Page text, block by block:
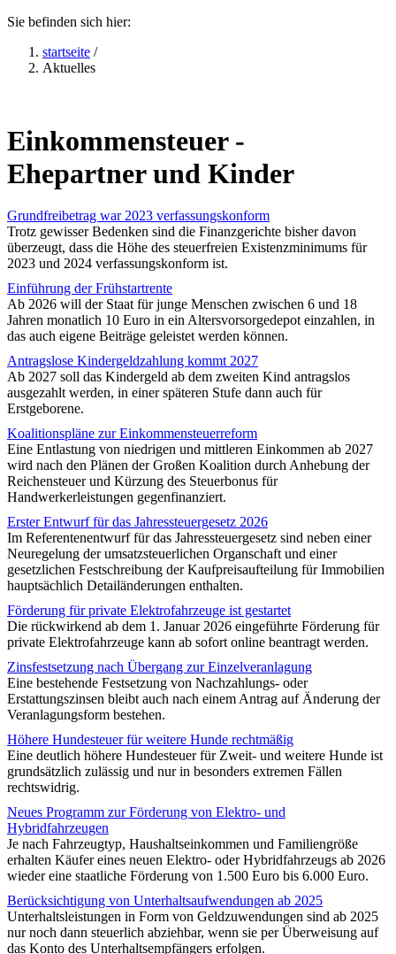
Sie befinden sich hier:
startseite /
Aktuelles
Einkommensteuer -
Ehepartner und Kinder
Grundfreibetrag war 2023 verfassungskonform
Trotz gewisser Bedenken sind die Finanzgerichte bisher davon
überzeugt, dass die Höhe des steuerfreien Existenzminimums für
2023 und 2024 verfassungskonform ist.
Einführung der Frühstartrente
Ab 2026 will der Staat für junge Menschen zwischen 6 und 18
Jahren monatlich 10 Euro in ein Altersvorsorgedepot einzahlen, in
das auch eigene Beiträge geleistet werden können.
Antragslose Kindergeldzahlung kommt 2027
Ab 2027 soll das Kindergeld ab dem zweiten Kind antragslos
ausgezahlt werden, in einer späteren Stufe dann auch für
Erstgeborene.
Koalitionspläne zur Einkommensteuerreform
Eine Entlastung von niedrigen und mittleren Einkommen ab 2027
wird nach den Plänen der Großen Koalition durch Anhebung der
Reichensteuer und Kürzung des Steuerbonus für
Handwerkerleistungen gegenfinanziert.
Erster Entwurf für das Jahressteuergesetz 2026
Im Referentenentwurf für das Jahressteuergesetz sind neben einer
Neuregelung der umsatzsteuerlichen Organschaft und einer
gesetzlichen Festschreibung der Kaufpreisaufteilung für Immobilien
hauptsächlich Detailänderungen enthalten.
Förderung für private Elektrofahrzeuge ist gestartet
Die rückwirkend ab dem 1. Januar 2026 eingeführte Förderung für
private Elektrofahrzeuge kann ab sofort online beantragt werden.
Zinsfestsetzung nach Übergang zur Einzelveranlagung
Eine bestehende Festsetzung von Nachzahlungs- oder
Erstattungszinsen bleibt auch nach einem Antrag auf Änderung der
Veranlagungsform bestehen.
Höhere Hundesteuer für weitere Hunde rechtmäßig
Eine deutlich höhere Hundesteuer für Zweit- und weitere Hunde ist
grundsätzlich zulässig und nur in besonders extremen Fällen
rechtswidrig.
Neues Programm zur Förderung von Elektro- und
Hybridfahrzeugen
Je nach Fahrzeugtyp, Haushaltseinkommen und Familiengröße
erhalten Käufer eines neuen Elektro- oder Hybridfahrzeugs ab 2026
wieder eine staatliche Förderung von 1.500 Euro bis 6.000 Euro.
Berücksichtigung von Unterhaltsaufwendungen ab 2025
Unterhaltsleistungen in Form von Geldzuwendungen sind ab 2025
nur noch dann steuerlich abziehbar, wenn sie per Überweisung auf
das Konto des Unterhaltsempfängers erfolgen.